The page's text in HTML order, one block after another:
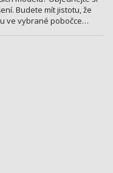
Budete mít jistotu, že
ve vybrané pobočce…